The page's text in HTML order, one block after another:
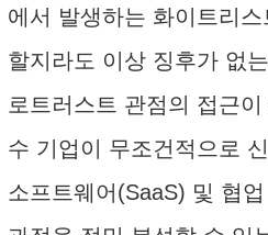
에서 발생하는 화이트리
할지라도 이상 징후가 없
로트러스트 관점의 접근
수 기업이 무조건적으로
소프트웨어(SaaS) 및 협